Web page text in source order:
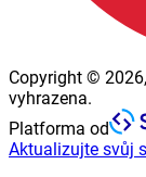
Copyright ©
vyhrazena.
Platforma od
Aktualizujte svůj